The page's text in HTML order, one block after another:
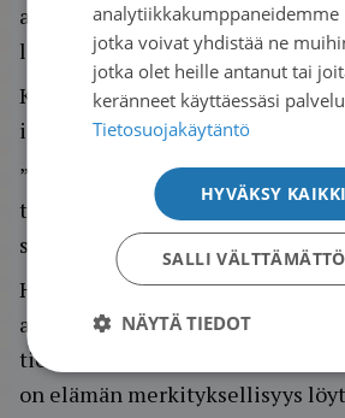
auttaa sairastuneita
liikunnassa ja esiintymisessä.
Kaiken kokemansa jälkeen Jyrki
itseään onnekkaina.
”Ajattelen olevani onnekas,
tällaisen elämän koulun ja
suhteellisen hyvin”, Jyrki miettii.
Heidi ajattelee osaavansa
ansioista nyt nauttia enemmän
tietää miten ohuen langan
on elämän merkityksellisyys
analytiikkakumppaneidemme
jotka voivat yhdistää ne
jotka olet heille antanut tai
keränneet käyttäessäsi
Tietosuojakäytäntö
HYVÄKSY KAIKKI
SALLI
NÄYTÄ TIEDOT